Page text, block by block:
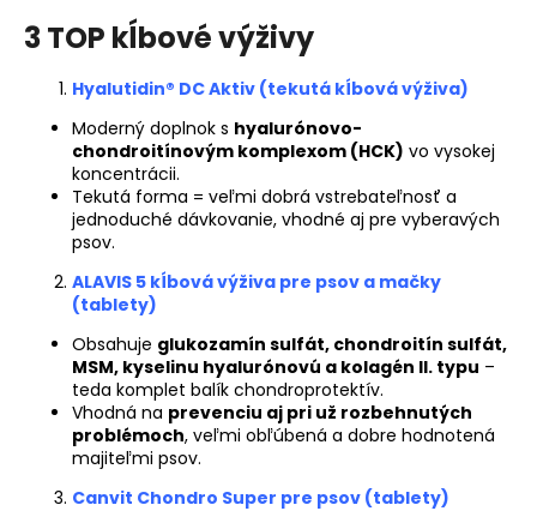
3 TOP kĺbové výživy
Hyalutidin® DC Aktiv (tekutá kĺbová výživa)
Moderný doplnok s hyalurónovo-
chondroitínovým komplexom (HCK) vo vysokej
koncentrácii.
Tekutá forma = veľmi dobrá vstrebateľnosť a
jednoduché dávkovanie, vhodné aj pre vyberavých
psov.
ALAVIS 5 kĺbová výživa pre psov a mačky
(tablety)
Obsahuje glukozamín sulfát, chondroitín sulfát,
MSM, kyselinu hyalurónovú a kolagén II. typu –
teda komplet balík chondroprotektív.
Vhodná na prevenciu aj pri už rozbehnutých
problémoch, veľmi obľúbená a dobre hodnotená
majiteľmi psov.
Canvit Chondro Super pre psov (tablety)